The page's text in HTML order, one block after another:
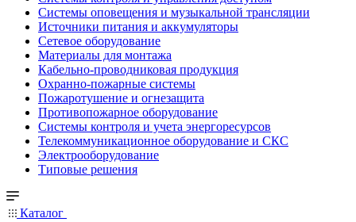
Системы оповещения и музыкальной трансляции
Источники питания и аккумуляторы
Сетевое оборудование
Материалы для монтажа
Кабельно-проводниковая продукция
Охранно-пожарные системы
Пожаротушение и огнезащита
Противопожарное оборудование
Системы контроля и учета энергоресурсов
Телекоммуникационное оборудование и СКС
Электрооборудование
Типовые решения
Каталог